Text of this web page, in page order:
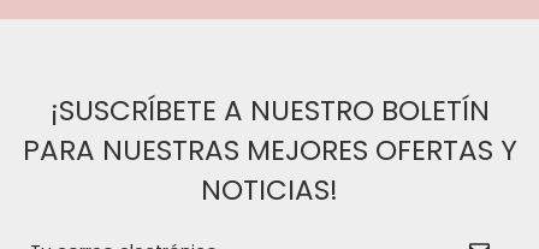
¡SUSCRÍBETE A NUESTRO BOLETÍN
PARA NUESTRAS MEJORES OFERTAS Y
NOTICIAS!